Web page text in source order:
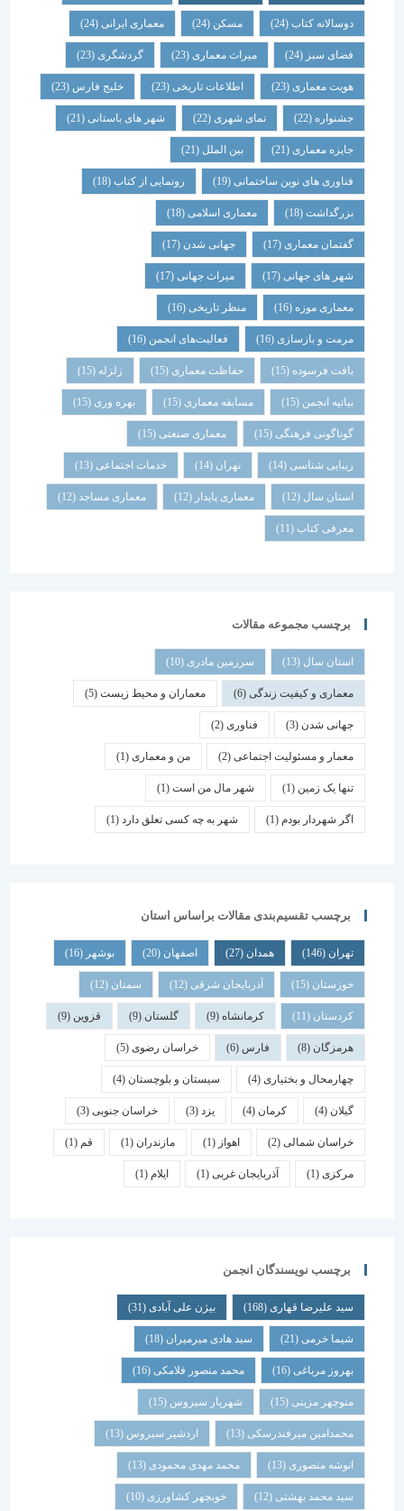
دوسالانه کتاب(24) مسکن (24) معماری ایرانی(24)
فضای سبز(24) میراث معماری (23) گردشگری (23)
هویت معماری (23) اطلاعات تاریخی(23) خلیج فارس(23)
جشنواره(22) نمای شهری(22) شهر های باستانی (21)
جایزه معماری (21) بین الملل(21)
فناوری های نوین ساختمانی(19) رونمایی از کتاب (18)
بزرگداشت (18) معماری اسلامی(18)
گفتمان معماری (17) جهانی شدن(17)
شهر های جهانی(17) میراث جهانی(17)
معماری موزه(16) منظر تاریخی (16)
مرمت و بازسازی(16) فعالیت‌های انجمن(16)
بافت فرسوده (15) حفاظت معماری (15) زلزله
بیانیه انجمن(15) مسابقه معماری (15) بهره وری(15)
گوناگونی فرهنگی (15) معماری صنعتی(15)
زیبایی شناسی (14) تهران خدمات اجتماعی (13)
استان سال(12) معماری پایدار (12) معماری مساجد(12)
معرفی کتاب(11)
برچسب مجموعه مقالات
استان سال(13) سرزمین مادری(10)
معماری و کیفیت زندگی(6) معماران و محیط زیست(5)
جهانی شدن(3) فناوری (2)
معمار و مسئولیت اجتماعی (2) من و معماری (1)
تنها یک زمین(1) شهر مال من است(1)
اگر شهردار بودم (1) شهر به چه کسی تعلق دارد(1)
برچسب تقسیم‌بندی مقالات براساس استان
همدان اصفهان (20) بوشهر
خوزستان(15) آذربایجان شرقی(12) سمنان (12)
کردستان(11) کرمانشاه(9) گلستان (9) قزوین
هرمزگان(8) فارس خراسان رضوی(5)
چهارمحال و بختیاری (4) سیستان و بلوچستان(4)
کرمان یزد خراسان جنوبی(3)
خراسان شمالی(2) اهواز مازندران(1) قم
(1) آذربایجان غربی(1) ایلام
برچسب نویسندگان انجمن
سید علیرضا قهاری(168) بیژن علی آبادی(31)
شیما خرمی(21) سید هادی میرمیران(18)
بهروز مرباغی (16) محمد منصور فلامکی (16)
منوچهر مزینی(15) شهریار سیروس(15)
محمدامین میرفندرسکی(13) اردشیر سیروس(13)
انوشه منصوری(13) محمد مهدی محمودی(13)
سید محمد بهشتی(12) خوبچهر کشاورزی(10)